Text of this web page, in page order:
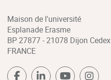
Maison de l'université
Esplanade Erasme
BP 27877 - 21078 Dijon Cedex
FRANCE